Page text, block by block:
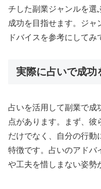
チした副業ジャンルを選
成功を目指せます。ジャ
ドバイスを参考にしてみ
実際に占いで成功
占いを活用して副業で成
点があります。まず、彼
だけでなく、自分の行動
特徴です。占いのアドバ
や工夫を惜しまない姿勢